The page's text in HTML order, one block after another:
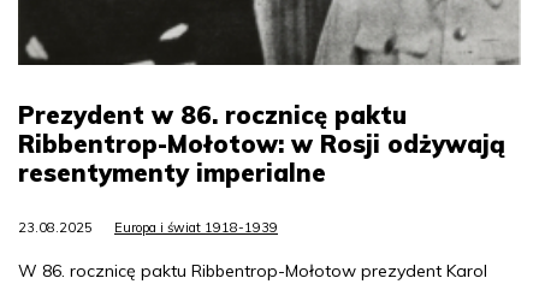
Prezydent w 86. rocznicę paktu
Ribbentrop-Mołotow: w Rosji odżywają
resentymenty imperialne
23.08.2025 Europa i świat 1918-1939
W 86. rocznicę paktu Ribbentrop-Mołotow prezydent Karol